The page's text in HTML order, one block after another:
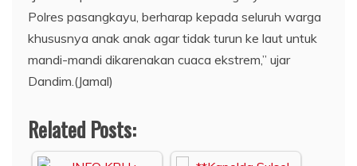
Polres pasangkayu, berharap kepada seluruh warga
khususnya anak anak agar tidak turun ke laut untuk
mandi-mandi dikarenakan cuaca ekstrem,” ujar
Dandim.(Jamal)
Related Posts: